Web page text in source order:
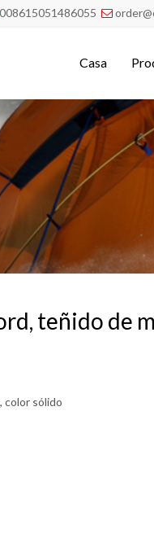
008615051486055 
Casa
teñido de
color sólido